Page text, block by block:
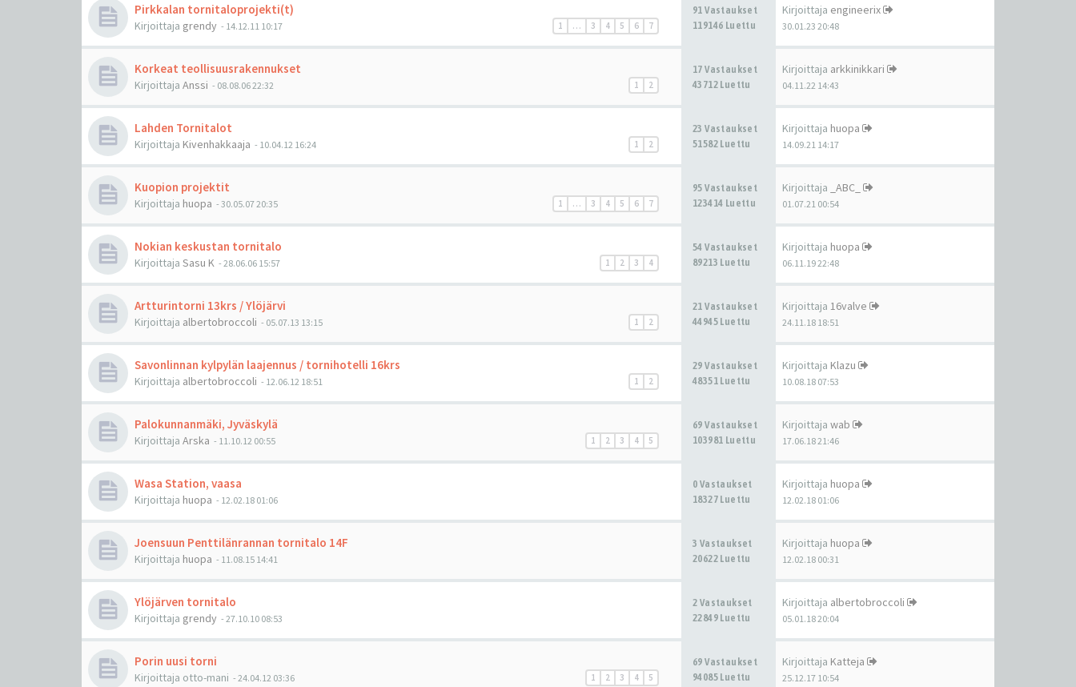
Pirkkalan tornitaloprojekti(t)
1 … 3 4 5 6 7
Kirjoittaja grendy - 14.12.11 10:17
91 Vastaukset
119146 Luettu
Kirjoittaja engineerix
30.01.23 20:48
Korkeat teollisuusrakennukset
1 2
Kirjoittaja Anssi - 08.08.06 22:32
17 Vastaukset
43712 Luettu
Kirjoittaja arkkinikkari
04.11.22 14:43
Lahden Tornitalot
1 2
Kirjoittaja Kivenhakkaaja - 10.04.12 16:24
23 Vastaukset
51582 Luettu
Kirjoittaja huopa
14.09.21 14:17
Kuopion projektit
1 … 3 4 5 6 7
Kirjoittaja huopa - 30.05.07 20:35
95 Vastaukset
123414 Luettu
Kirjoittaja _ABC_
01.07.21 00:54
Nokian keskustan tornitalo
1 2 3 4
Kirjoittaja Sasu K - 28.06.06 15:57
54 Vastaukset
89213 Luettu
Kirjoittaja huopa
06.11.19 22:48
Artturintorni 13krs / Ylöjärvi
1 2
Kirjoittaja albertobroccoli - 05.07.13 13:15
21 Vastaukset
44945 Luettu
Kirjoittaja 16valve
24.11.18 18:51
Savonlinnan kylpylän laajennus / tornihotelli 16krs
1 2
Kirjoittaja albertobroccoli - 12.06.12 18:51
29 Vastaukset
48351 Luettu
Kirjoittaja Klazu
10.08.18 07:53
Palokunnanmäki, Jyväskylä
1 2 3 4 5
Kirjoittaja Arska - 11.10.12 00:55
69 Vastaukset
103981 Luettu
Kirjoittaja wab
17.06.18 21:46
Wasa Station, vaasa
Kirjoittaja huopa - 12.02.18 01:06
0 Vastaukset
18327 Luettu
Kirjoittaja huopa
12.02.18 01:06
Joensuun Penttilänrannan tornitalo 14F
Kirjoittaja huopa - 11.08.15 14:41
3 Vastaukset
20622 Luettu
Kirjoittaja huopa
12.02.18 00:31
Ylöjärven tornitalo
Kirjoittaja grendy - 27.10.10 08:53
2 Vastaukset
22849 Luettu
Kirjoittaja albertobroccoli
05.01.18 20:04
Porin uusi torni
1 2 3 4 5
Kirjoittaja otto-mani - 24.04.12 03:36
69 Vastaukset
94085 Luettu
Kirjoittaja Katteja
25.12.17 10:54